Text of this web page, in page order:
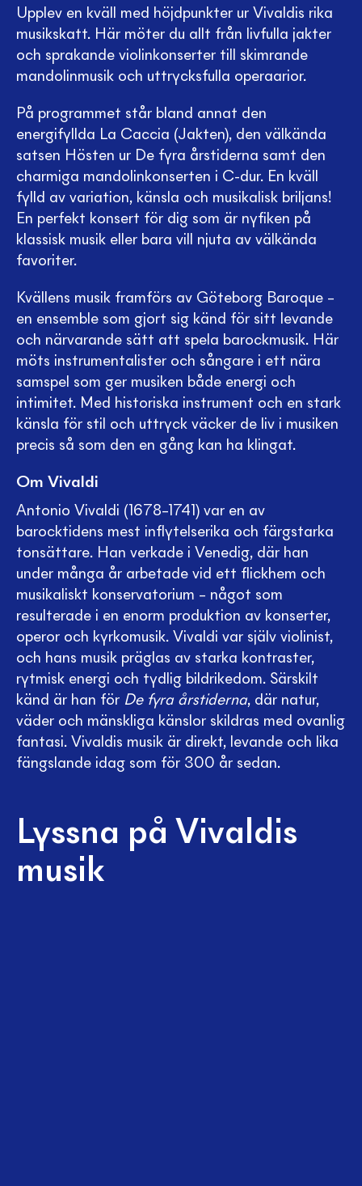
Upplev en kväll med höjdpunkter ur Vivaldis rika
musikskatt. Här möter du allt från livfulla jakter
och sprakande violinkonserter till skimrande
mandolinmusik och uttrycksfulla operaarior.
På programmet står bland annat den
energifyllda La Caccia (Jakten), den välkända
satsen Hösten ur De fyra årstiderna samt den
charmiga mandolinkonserten i C-dur. En kväll
fylld av variation, känsla och musikalisk briljans!
En perfekt konsert för dig som är nyfiken på
klassisk musik eller bara vill njuta av välkända
favoriter.
Kvällens musik framförs av Göteborg Baroque –
en ensemble som gjort sig känd för sitt levande
och närvarande sätt att spela barockmusik. Här
möts instrumentalister och sångare i ett nära
samspel som ger musiken både energi och
intimitet. Med historiska instrument och en stark
känsla för stil och uttryck väcker de liv i musiken
precis så som den en gång kan ha klingat.
Om Vivaldi
Antonio Vivaldi (1678–1741) var en av
barocktidens mest inflytelserika och färgstarka
tonsättare. Han verkade i Venedig, där han
under många år arbetade vid ett flickhem och
musikaliskt konservatorium – något som
resulterade i en enorm produktion av konserter,
operor och kyrkomusik. Vivaldi var själv violinist,
och hans musik präglas av starka kontraster,
rytmisk energi och tydlig bildrikedom. Särskilt
känd är han för De fyra årstiderna, där natur,
väder och mänskliga känslor skildras med ovanlig
fantasi. Vivaldis musik är direkt, levande och lika
fängslande idag som för 300 år sedan.
Lyssna på Vivaldis
musik